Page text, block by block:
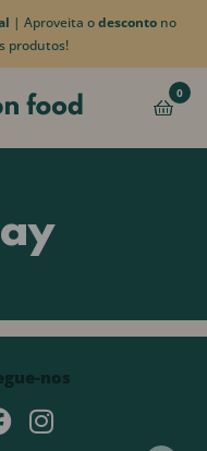
| Aproveita odesconto no
produtos!
0
nos